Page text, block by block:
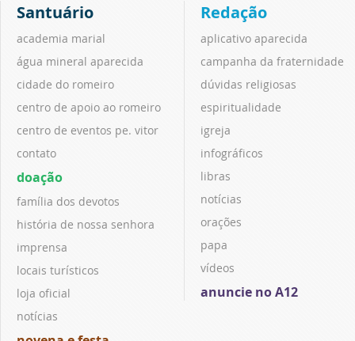
Santuário
academia marial
água mineral aparecida
cidade do romeiro
centro de apoio ao romeiro
centro de eventos pe. vitor
contato
doação
família dos devotos
história de nossa senhora
imprensa
locais turísticos
loja oficial
notícias
Redação
aplicativo aparecida
campanha da fraternidade
dúvidas religiosas
espiritualidade
igreja
infográficos
libras
notícias
orações
papa
vídeos
anuncie no A12